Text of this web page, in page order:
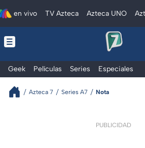
en vivo TV Azteca Azteca UNO
Geek Películas Series Especiales
Azteca 7 Series A7 Nota
PUBLICIDAD